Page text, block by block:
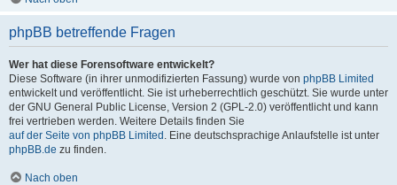
phpBB betreffende Fragen
Wer hat diese Forensoftware entwickelt?
Diese Software (in ihrer unmodifizierten Fassung) wurde von phpBB Limited
entwickelt und veröffentlicht. Sie ist urheberrechtlich geschützt. Sie wurde unter
der GNU General Public License, Version 2 (GPL-2.0) veröffentlicht und kann
frei vertrieben werden. Weitere Details finden Sie
auf der Seite von phpBB Limited . Eine deutschsprachige Anlaufstelle ist unter
phpBB.de zu finden.
Nach oben